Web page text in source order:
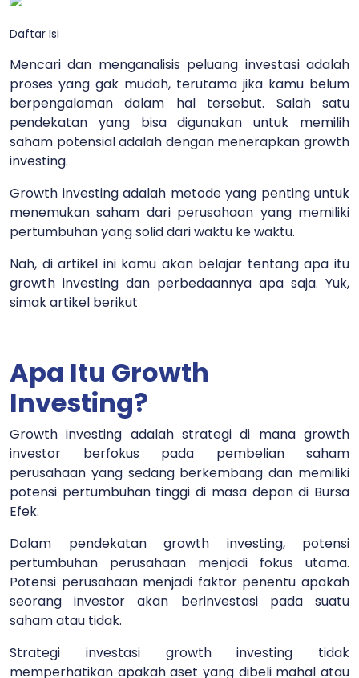
Daftar Isi
Mencari dan menganalisis peluang investasi adalah
proses yang gak mudah, terutama jika kamu belum
berpengalaman dalam hal tersebut. Salah satu
pendekatan yang bisa digunakan untuk memilih
saham potensial adalah dengan menerapkan growth
investing.
Growth investing adalah metode yang penting untuk
menemukan saham dari perusahaan yang memiliki
pertumbuhan yang solid dari waktu ke waktu.
Nah, di artikel ini kamu akan belajar tentang apa itu
growth investing dan perbedaannya apa saja. Yuk,
simak artikel berikut
Apa Itu Growth
Investing?
Growth investing adalah strategi di mana growth
investor berfokus pada pembelian saham
perusahaan yang sedang berkembang dan memiliki
potensi pertumbuhan tinggi di masa depan di Bursa
Efek.
Dalam pendekatan growth investing, potensi
pertumbuhan perusahaan menjadi fokus utama.
Potensi perusahaan menjadi faktor penentu apakah
seorang investor akan berinvestasi pada suatu
saham atau tidak.
Strategi investasi growth investing tidak
memperhatikan apakah aset yang dibeli mahal atau